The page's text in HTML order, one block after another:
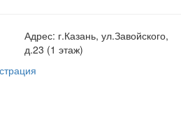
Адрес: г.Казань, ул.Завойского,
д.23 (1 этаж)